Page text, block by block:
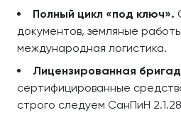
Полный цикл «под ключ».
документов, земляные
международная логистика.
Лицензированная
сертифицированные
строго следуем СанПиН